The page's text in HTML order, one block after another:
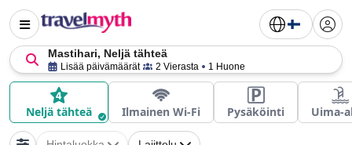
Mastihari, Neljä tähteä
Lisää päivämäärät 2 Vierasta 1 Huone
Neljä tähteä Ilmainen Wi-Fi Pysäköinti Uima-